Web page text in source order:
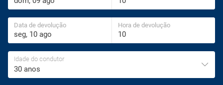
Data de devolução Hora de devolução
Idade do condutor
30 anos